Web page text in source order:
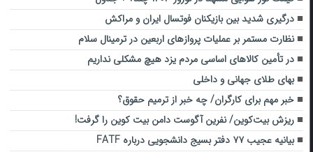
درگیری شدید بین بازیکنان فوتسال ایران و مراکش
نظارت مستمر بر عملیات پروازهای اربعین در ترمینال سلام
در تأمین کالاهای اساسی مردم یزد هیچ مشکلی نداریم
بهای طلای جهانی و داخلی
خبر مهم برای کارگران/ چه خبر از ترمیم حقوق‌؟
ریزش بیت‌کوین/ نفرین آگوست دامن بیت کوین را گرفت!
بیانیه عجیب ۷۷ دفتر بسیج دانشجویی درباره FATF